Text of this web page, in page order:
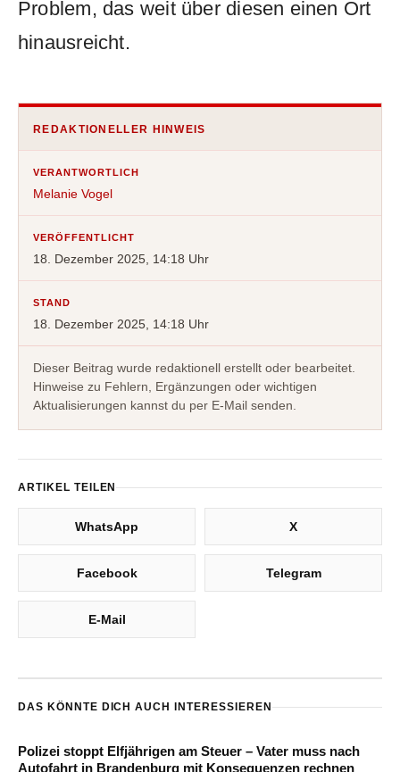
Problem, das weit über diesen einen Ort
hinausreicht.
REDAKTIONELLER HINWEIS
VERANTWORTLICH
Melanie Vogel
VERÖFFENTLICHT
18. Dezember 2025, 14:18 Uhr
STAND
18. Dezember 2025, 14:18 Uhr
Dieser Beitrag wurde redaktionell erstellt oder bearbeitet.
Hinweise zu Fehlern, Ergänzungen oder wichtigen
Aktualisierungen kannst du per E-Mail senden.
ARTIKEL TEILEN
WhatsApp X
Facebook Telegram
E-Mail
DAS KÖNNTE DICH AUCH INTERESSIEREN
Polizei stoppt Elfjährigen am Steuer – Vater muss nach
Autofahrt in Brandenburg mit Konsequenzen rechnen